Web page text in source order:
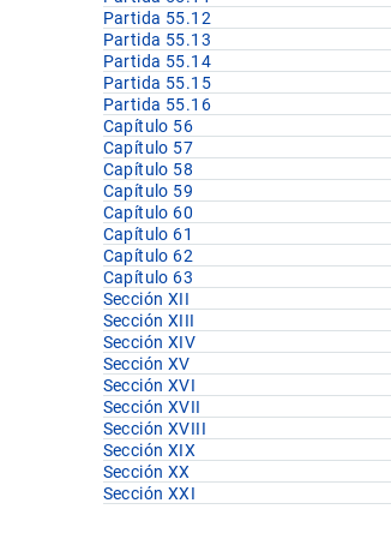
Partida 55.12
Partida 55.13
Partida 55.14
Partida 55.15
Partida 55.16
Capítulo 56
Capítulo 57
Capítulo 58
Capítulo 59
Capítulo 60
Capítulo 61
Capítulo 62
Capítulo 63
Sección XII
Sección XIII
Sección XIV
Sección XV
Sección XVI
Sección XVII
Sección XVIII
Sección XIX
Sección XX
Sección XXI